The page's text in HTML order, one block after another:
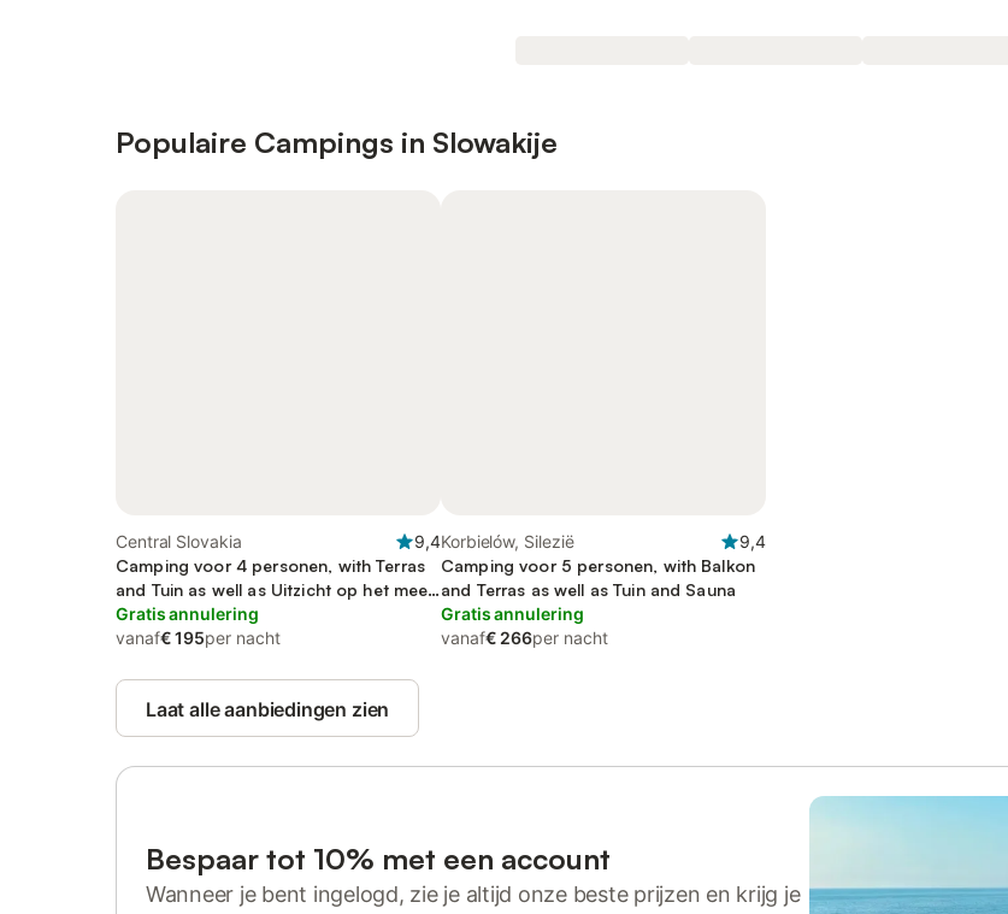
Populaire Campings in Slowakije
Central Slovakia
9,4
Camping voor 4 personen, with Terras
and Tuin as well as Uitzicht op het meer
and Uitzicht
Gratis annulering
vanaf€ 195per nacht
Korbielów, Silezië
9,4
Camping voor 5 personen, with Balkon
and Terras as well as Tuin and Sauna
Gratis annulering
vanaf€ 266per nacht
Laat alle aanbiedingen zien
Bespaar tot 10% met een account
Wanneer je bent ingelogd, zie je altijd onze beste prijzen en krijg je